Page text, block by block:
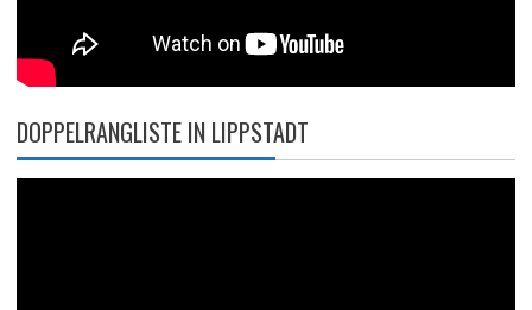
DOPPELRANGLISTE IN LIPPSTADT